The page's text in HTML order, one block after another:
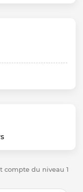
compte du niveau 1